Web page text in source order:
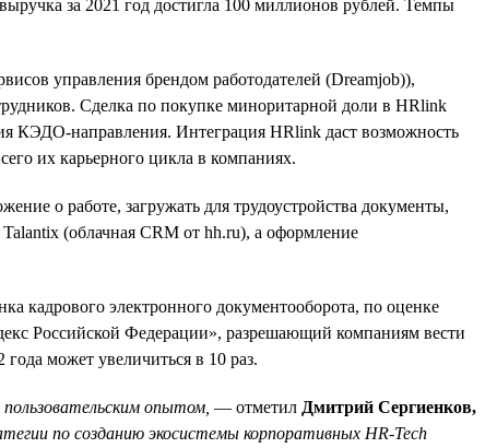
за 2021 год достигла 100 миллионов рублей. Темпы
управления брендом работодателей (Dreamjob)),
Сделка по покупке миноритарной доли в HRlink
КЭДО-направления. Интеграция HRlink даст возможность
их карьерного цикла в компаниях.
о работе, загружать для трудоустройства документы,
(облачная CRM от hh.ru), а оформление
электронного документооборота, по оценке
Российской Федерации», разрешающий компаниям вести
может увеличиться в 10 раз.
опытом, — отметил Дмитрий Сергиенков,
по созданию экосистемы корпоративных HR-Tech